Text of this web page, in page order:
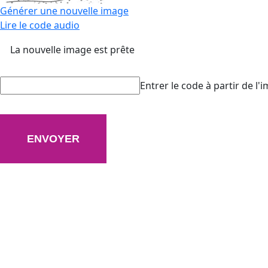
Générer une nouvelle image
Lire le code audio
La nouvelle image est prête
Entrer le code à partir de